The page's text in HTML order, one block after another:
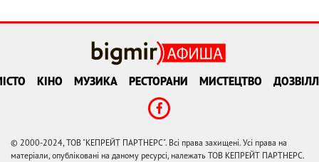
КІНО МУЗИКА РЕСТОРАНИ МИСТЕЦТВО
© 2000-2024, ТОВ "КЕПРЕЙТ ПАРТНЕРС". Всі права захищені. Усі права на
матеріали, опубліковані на даному ресурсі, належать ТОВ КЕПРЕЙТ ПАРТНЕРС.